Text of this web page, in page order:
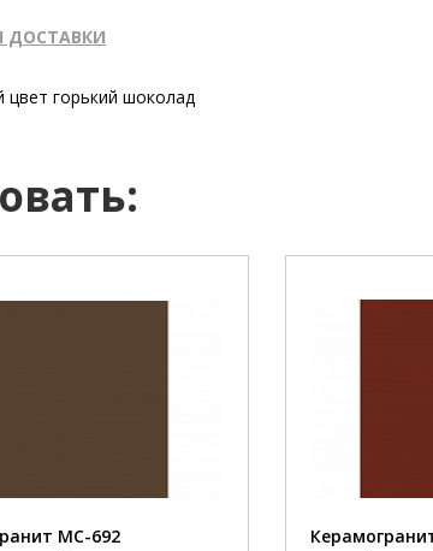
ДОСТАВКИ
цвет горький шоколад
MC-692